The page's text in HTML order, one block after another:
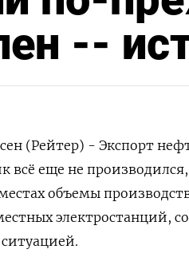
--
(Рейтер) - Экспорт
всё еще не
объемы
электростанций,